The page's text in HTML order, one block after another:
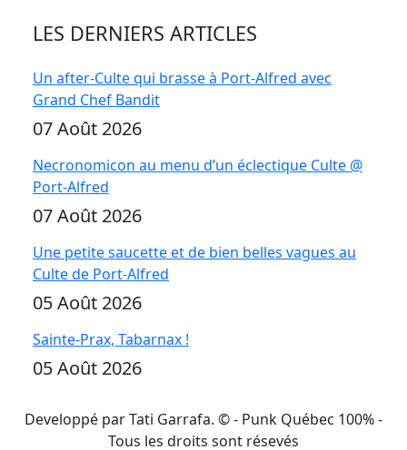
LES DERNIERS ARTICLES
Un after-Culte qui brasse à Port-Alfred avec
Grand Chef Bandit
07 Août 2026
Necronomicon au menu d’un éclectique Culte @
Port-Alfred
07 Août 2026
Une petite saucette et de bien belles vagues au
Culte de Port-Alfred
05 Août 2026
Sainte-Prax, Tabarnax !
05 Août 2026
Developpé par Tati Garrafa. ©- Punk Québec 100% -
Tous les droits sont résevés